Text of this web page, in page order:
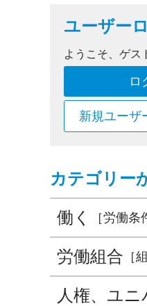
ユーザー
ようこそ、ゲス
ロ
新規ユーザ
カテゴリー
働く ［労働条
労働組合 ［
人権、ユ